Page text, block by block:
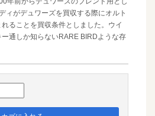
ィがデュワーズを買収する際にオルト
ることを買収条件としました。ウイ
通しか知らないRARE BIRDような存